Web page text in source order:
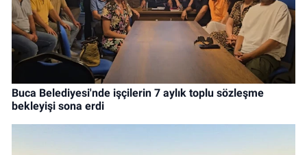
Buca Belediyesi'nde işçilerin 7 aylık toplu sözleşme
bekleyişi sona erdi